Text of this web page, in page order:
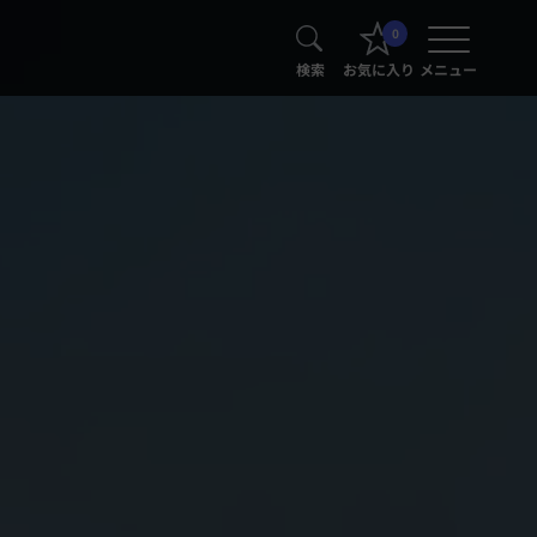
検索
0
お気に入り メニュー